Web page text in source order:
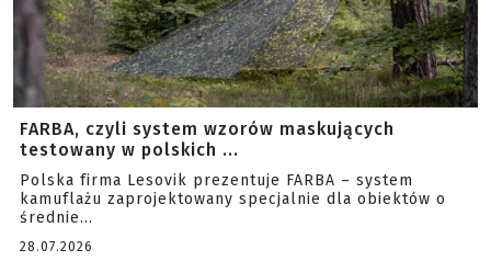
FARBA, czyli system wzorów maskujących
testowany w polskich ...
Polska firma Lesovik prezentuje FARBA – system
kamuflażu zaprojektowany specjalnie dla obiektów o
średnie...
28.07.2026